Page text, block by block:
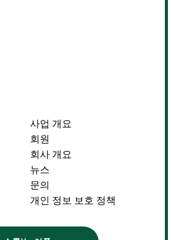
사업 개요
회원
회사 개요
뉴스
문의
개인 정보 보호 정책